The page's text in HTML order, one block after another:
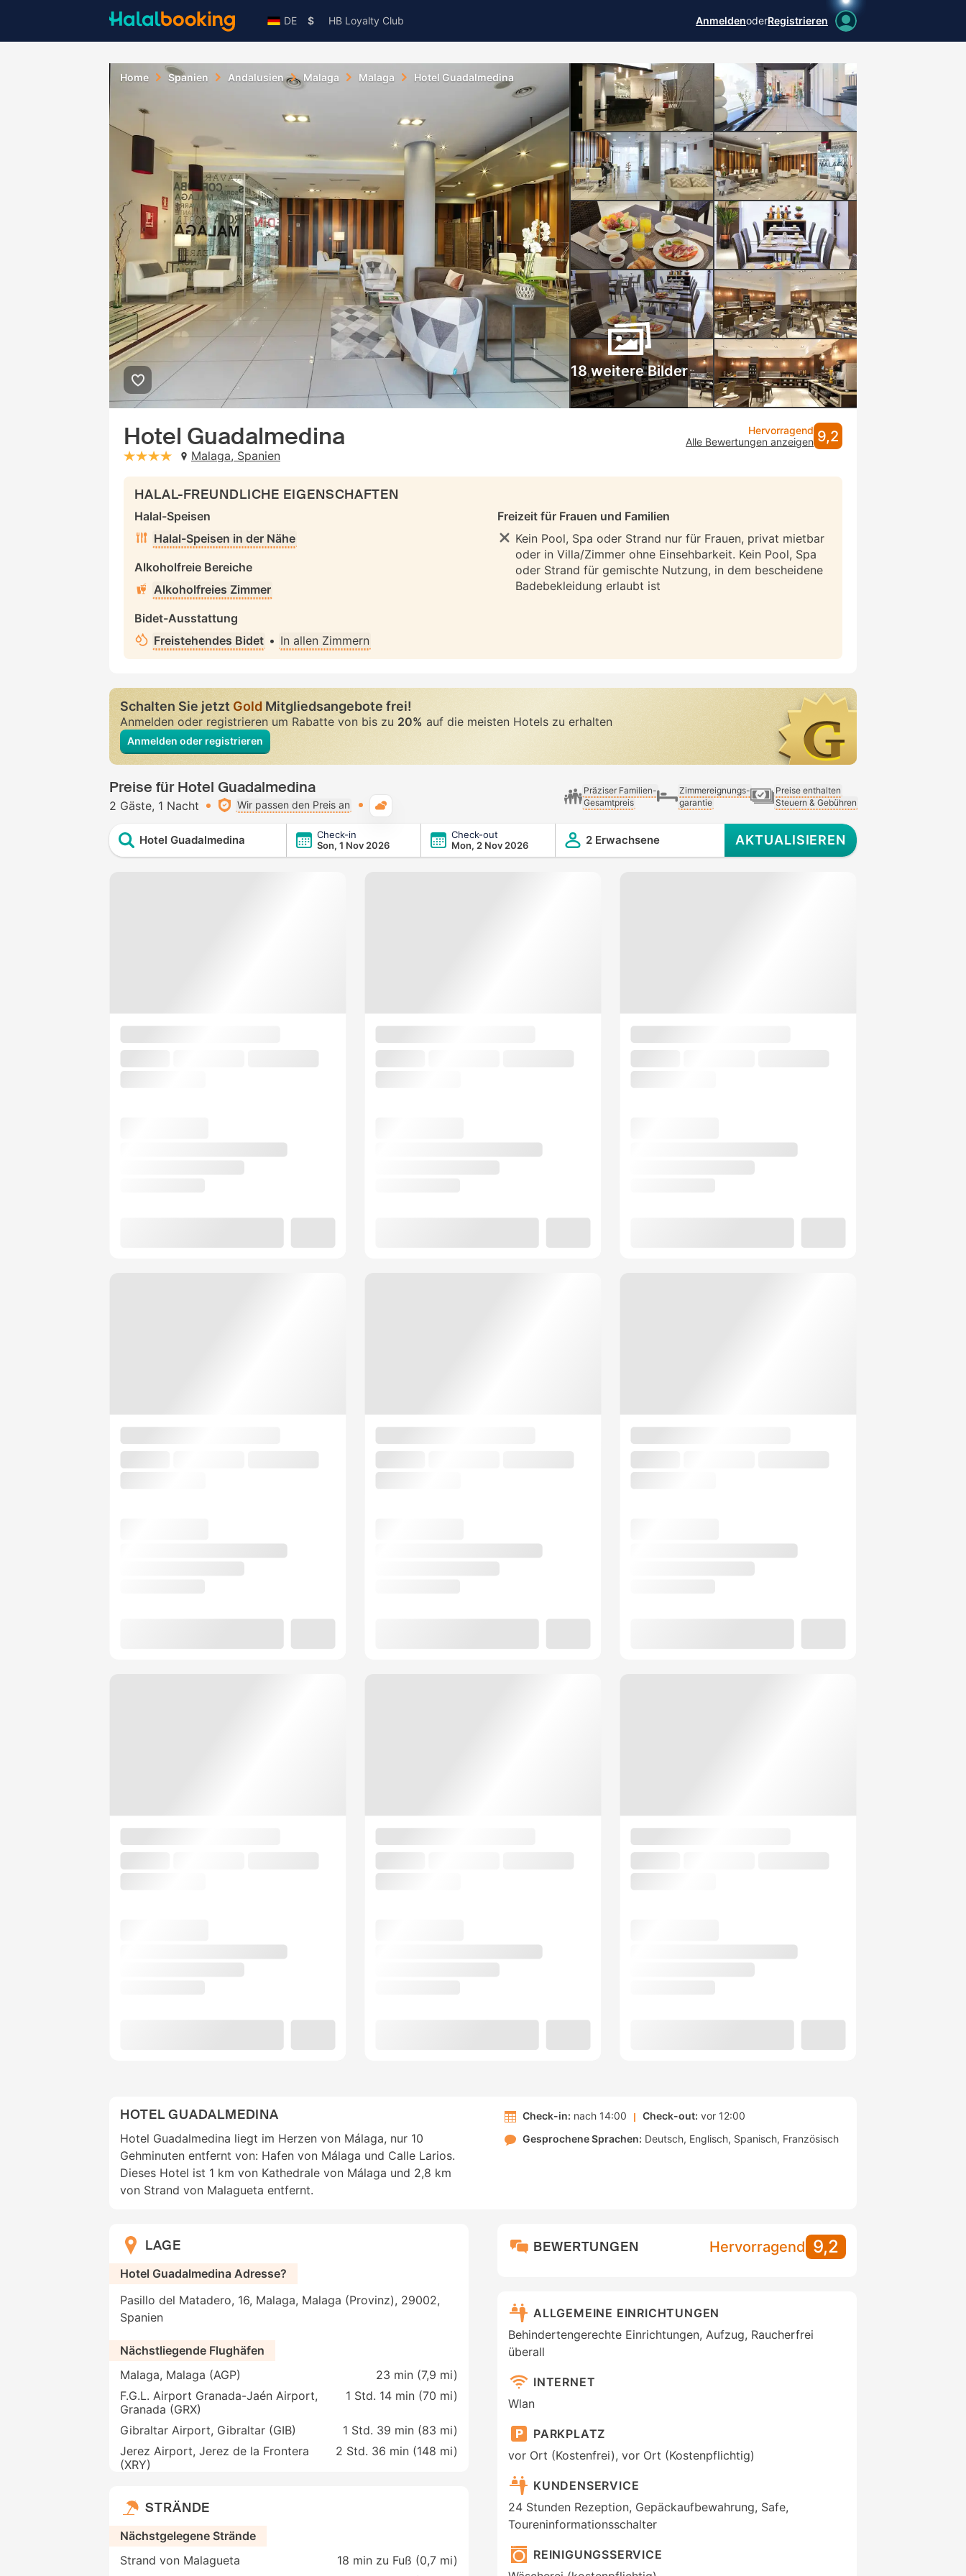
DE $ HB Loyalty Club AnmeldenoderRegistrieren
Home Spanien Andalusien Malaga Malaga Hotel Guadalmedina
18 weitere Bilder
Hotel Guadalmedina
stars: 4Malaga, Spanien
Hervorragend
Alle Bewertungen anzeigen 9,2
HALAL-FREUNDLICHE EIGENSCHAFTEN
Halal-Speisen
Halal-Speisen in der Nähe
Alkoholfreie Bereiche
Alkoholfreies Zimmer
Bidet-Ausstattung
Freistehendes Bidet • In allen Zimmern
Freizeit für Frauen und Familien
Kein Pool, Spa oder Strand nur für Frauen, privat mietbar
oder in Villa/Zimmer ohne Einsehbarkeit. Kein Pool, Spa
oder Strand für gemischte Nutzung, in dem bescheidene
Badebekleidung erlaubt ist
Schalten Sie jetzt Gold Mitgliedsangebote frei!
Anmelden oder registrieren um Rabatte von bis zu 20% auf die meisten Hotels zu erhalten
Anmelden oder registrieren
Preise für Hotel Guadalmedina
2 Gäste 1 Nacht Wir passen den Preis an
Präziser Familien-
Gesamtpreis
Zimmereignungs-
garantie
Preise enthalten
Steuern & Gebühren
Hotel Guadalmedina
Check-in
Son, 1 Nov 2026
Check-out
Mon, 2 Nov 2026
2 Erwachsene AKTUALISIEREN
HOTEL GUADALMEDINA
Hotel Guadalmedina liegt im Herzen von Málaga, nur 10
Gehminuten entfernt von: Hafen von Málaga und Calle Larios.
Dieses Hotel ist 1 km von Kathedrale von Málaga und 2,8 km
von Strand von Malagueta entfernt.
Check-in: nach 14:00 Check-out: vor 12:00
Gesprochene Sprachen: Deutsch Englisch Spanisch Französisch
LAGE
Hotel Guadalmedina Adresse?
Pasillo del Matadero, 16, Malaga, Malaga (Provinz), 29002,
Spanien
Nächstliegende Flughäfen
Malaga, Malaga (AGP)
23 min (7,9 mi)
F.G.L. Airport Granada-Jaén Airport,
Granada (GRX)
1 Std. 14 min (70 mi)
Gibraltar Airport, Gibraltar (GIB) 1 Std. 39 min (83 mi)
Jerez Airport, Jerez de la Frontera
(XRY)
2 Std. 36 min (148 mi)
STRÄNDE
Nächstgelegene Strände
Strand von Malagueta
18 min zu Fuß (0,7 mi)
BEWERTUNGEN Hervorragend 9,2
ALLGEMEINE EINRICHTUNGEN
Behindertengerechte Einrichtungen, Aufzug, Raucherfrei
überall
INTERNET
Wlan
PARKPLATZ
vor Ort (Kostenfrei), vor Ort (Kostenpflichtig)
KUNDENSERVICE
24 Stunden Rezeption, Gepäckaufbewahrung, Safe,
Toureninformationsschalter
REINIGUNGSSERVICE